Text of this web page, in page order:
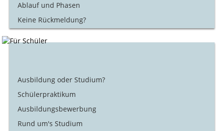
Ablauf und Phasen
Keine Rückmeldung?
Ausbildung oder Studium?
Schülerpraktikum
Ausbildungsbewerbung
Rund um's Studium